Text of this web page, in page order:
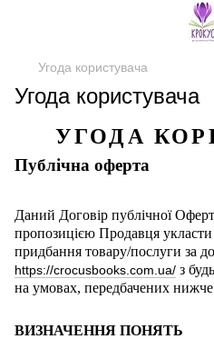
Угода користувача
Угода користувача
УГОДА
Публічна оферта
Даний Договір публічної
пропозицією Продавця
придбання товару/послуги за
https://crocusbooks.com.ua/ з
на умовах, передбачених
ВИЗНАЧЕННЯ ПОНЯТЬ